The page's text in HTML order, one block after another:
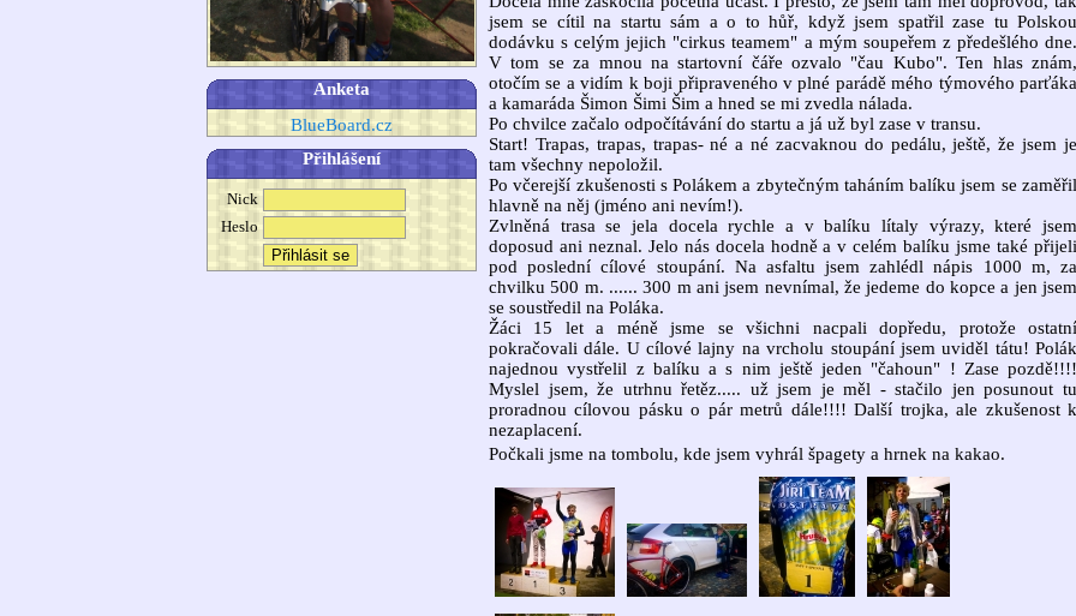
Anketa
BlueBoard.cz
Přihlášení
Nick
Heslo
jsem se cítil na startu sám a o to hůř, když jsem spatřil zase tu Polskou
dodávku s celým jejich "cirkus teamem" a mým soupeřem z předešlého dne.
V tom se za mnou na startovní čáře ozvalo "čau Kubo". Ten hlas znám,
otočím se a vidím k boji připraveného v plné parádě mého týmového parťáka
a kamaráda Šimon Šimi Šim a hned se mi zvedla nálada.
Po chvilce začalo odpočítávání do startu a já už byl zase v transu.
Start! Trapas, trapas, trapas- né a né zacvaknou do pedálu, ještě, že jsem je
tam všechny nepoložil.
Po včerejší zkušenosti s Polákem a zbytečným taháním balíku jsem se zaměřil
hlavně na něj (jméno ani nevím!).
Zvlněná trasa se jela docela rychle a v balíku lítaly výrazy, které jsem
doposud ani neznal. Jelo nás docela hodně a v celém balíku jsme také přijeli
pod poslední cílové stoupání. Na asfaltu jsem zahlédl nápis 1000 m, za
chvilku 500 m. ...... 300 m ani jsem nevnímal, že jedeme do kopce a jen jsem
se soustředil na Poláka.
Žáci 15 let a méně jsme se všichni nacpali dopředu, protože ostatní
pokračovali dále. U cílové lajny na vrcholu stoupání jsem uviděl tátu! Polák
najednou vystřelil z balíku a s nim ještě jeden "čahoun" ! Zase pozdě!!!!
Myslel jsem, že utrhnu řetěz..... už jsem je měl - stačilo jen posunout tu
proradnou cílovou pásku o pár metrů dále!!!! Další trojka, ale zkušenost k
nezaplacení.
Počkali jsme na tombolu, kde jsem vyhrál špagety a hrnek na kakao.